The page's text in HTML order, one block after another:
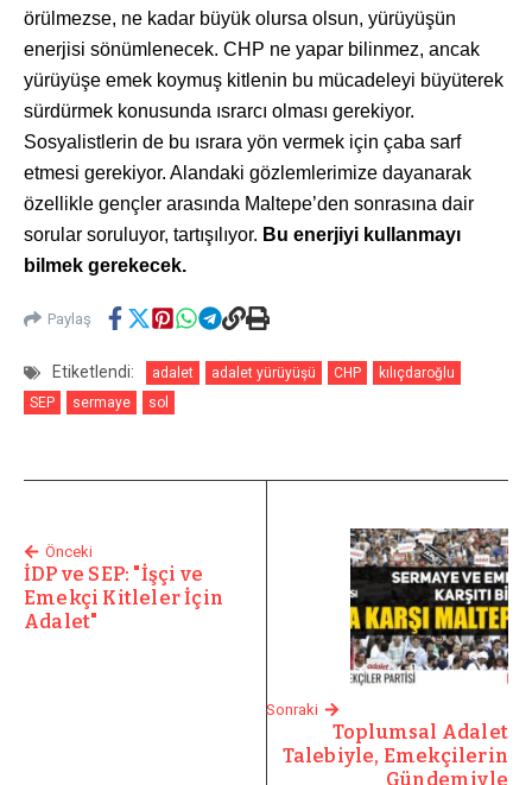
örülmezse, ne kadar büyük olursa olsun, yürüyüşün
enerjisi sönümlenecek. CHP ne yapar bilinmez, ancak
yürüyüşe emek koymuş kitlenin bu mücadeleyi büyüterek
sürdürmek konusunda ısrarcı olması gerekiyor.
Sosyalistlerin de bu ısrara yön vermek için çaba sarf
etmesi gerekiyor. Alandaki gözlemlerimize dayanarak
özellikle gençler arasında Maltepe’den sonrasına dair
sorular soruluyor, tartışılıyor. Bu enerjiyi kullanmayı
bilmek gerekecek.
Paylaş
Etiketlendi: adalet adalet yürüyüşü CHP
kılıçdaroğlu
SEP
sermaye sol
Önceki
İDP ve SEP: "İşçi ve
Emekçi Kitleler İçin
Adalet"
Sonraki
Toplumsal Adalet
Talebiyle, Emekçilerin
Gündemiyle